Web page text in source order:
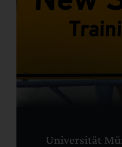
Universität